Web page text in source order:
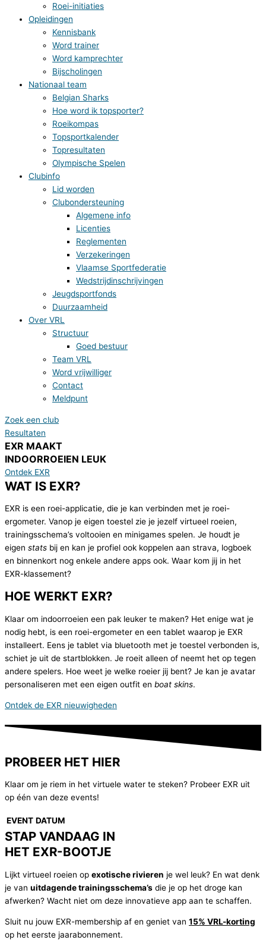
Roei-initiaties
Opleidingen
Kennisbank
Word trainer
Word kamprechter
Bijscholingen
Nationaal team
Belgian Sharks
Hoe word ik topsporter?
Roeikompas
Topsportkalender
Topresultaten
Olympische Spelen
Clubinfo
Lid worden
Clubondersteuning
Algemene info
Licenties
Reglementen
Verzekeringen
Vlaamse Sportfederatie
Wedstrijdinschrijvingen
Jeugdsportfonds
Duurzaamheid
Over VRL
Structuur
Goed bestuur
Team VRL
Word vrijwilliger
Contact
Meldpunt
Zoek een club
Resultaten
EXR MAAKT
INDOORROEIEN LEUK
Ontdek EXR
WAT IS EXR?
EXR is een roei-applicatie, die je kan verbinden met je roei-
ergometer. Vanop je eigen toestel zie je jezelf virtueel roeien,
trainingsschema’s voltooien en minigames spelen. Je houdt je
eigen stats bij en kan je profiel ook koppelen aan strava, logboek
en binnenkort nog enkele andere apps ook. Waar kom jij in het
EXR-klassement?
HOE WERKT EXR?
Klaar om indoorroeien een pak leuker te maken? Het enige wat je
nodig hebt, is een roei-ergometer en een tablet waarop je EXR
installeert. Eens je tablet via bluetooth met je toestel verbonden is,
schiet je uit de startblokken. Je roeit alleen of neemt het op tegen
andere spelers. Hoe weet je welke roeier jij bent? Je kan je avatar
personaliseren met een eigen outfit en boat skins.
Ontdek de EXR nieuwigheden
PROBEER HET HIER
Klaar om je riem in het virtuele water te steken? Probeer EXR uit
op één van deze events!
EVENT DATUM
STAP VANDAAG IN
HET EXR-BOOTJE
Lijkt virtueel roeien op exotische rivieren je wel leuk? En wat denk
je van uitdagende trainingsschema’s die je op het droge kan
afwerken? Wacht niet om deze innovatieve app aan te schaffen.
Sluit nu jouw EXR-membership af en geniet van 15% VRL-korting
op het eerste jaarabonnement.